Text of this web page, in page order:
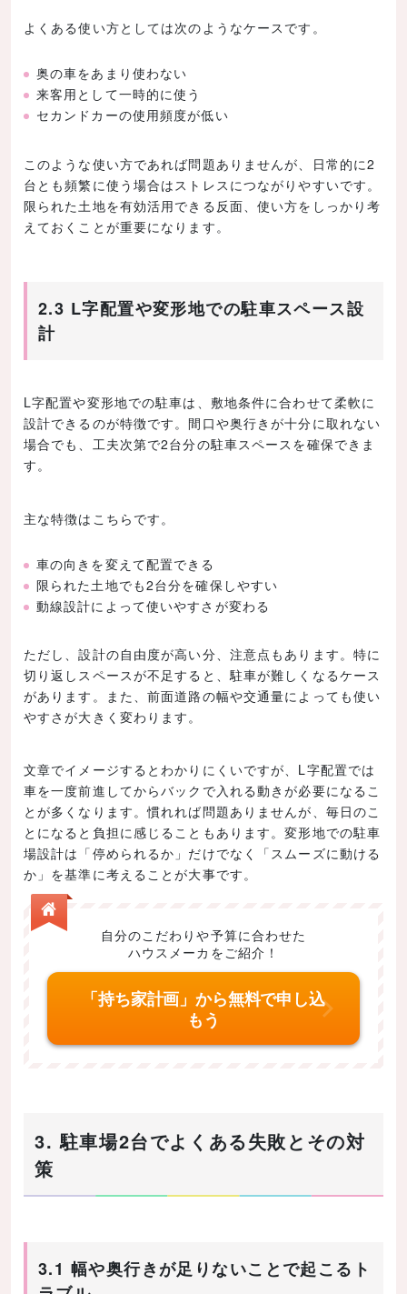
よくある使い方としては次のようなケースです。
奥の車をあまり使わない
来客用として一時的に使う
セカンドカーの使用頻度が低い
このような使い方であれば問題ありませんが、日常的に2
台とも頻繁に使う場合はストレスにつながりやすいです。
限られた土地を有効活用できる反面、使い方をしっかり考
えておくことが重要になります。
2.3 L字配置や変形地での駐車スペース設
計
L字配置や変形地での駐車は、敷地条件に合わせて柔軟に
設計できるのが特徴です。間口や奥行きが十分に取れない
場合でも、工夫次第で2台分の駐車スペースを確保できま
す。
主な特徴はこちらです。
車の向きを変えて配置できる
限られた土地でも2台分を確保しやすい
動線設計によって使いやすさが変わる
ただし、設計の自由度が高い分、注意点もあります。特に
切り返しスペースが不足すると、駐車が難しくなるケース
があります。また、前面道路の幅や交通量によっても使い
やすさが大きく変わります。
文章でイメージするとわかりにくいですが、L字配置では
車を一度前進してからバックで入れる動きが必要になるこ
とが多くなります。慣れれば問題ありませんが、毎日のこ
とになると負担に感じることもあります。変形地での駐車
場設計は「停められるか」だけでなく「スムーズに動ける
か」を基準に考えることが大事です。
自分のこだわりや予算に合わせた
ハウスメーカをご紹介！
「持ち家計画」から無料で申し込
もう
3. 駐車場2台でよくある失敗とその対
策
3.1 幅や奥行きが足りないことで起こるト